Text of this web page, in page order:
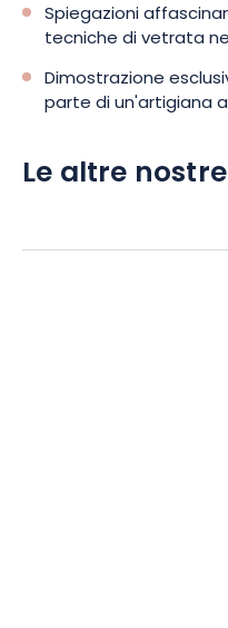
Spiegazioni
tecniche di vetrata
Dimostrazione
parte di un'artigiana
Le altre